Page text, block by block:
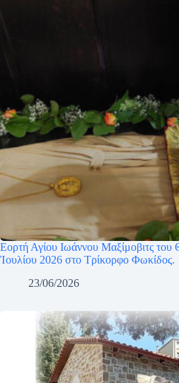
Εορτή Αγίου Ιωάννου Μαξίμοβιτς
Ἰουλίου 2026 στο Τρίκορφο Φωκίδος.
23/06/2026